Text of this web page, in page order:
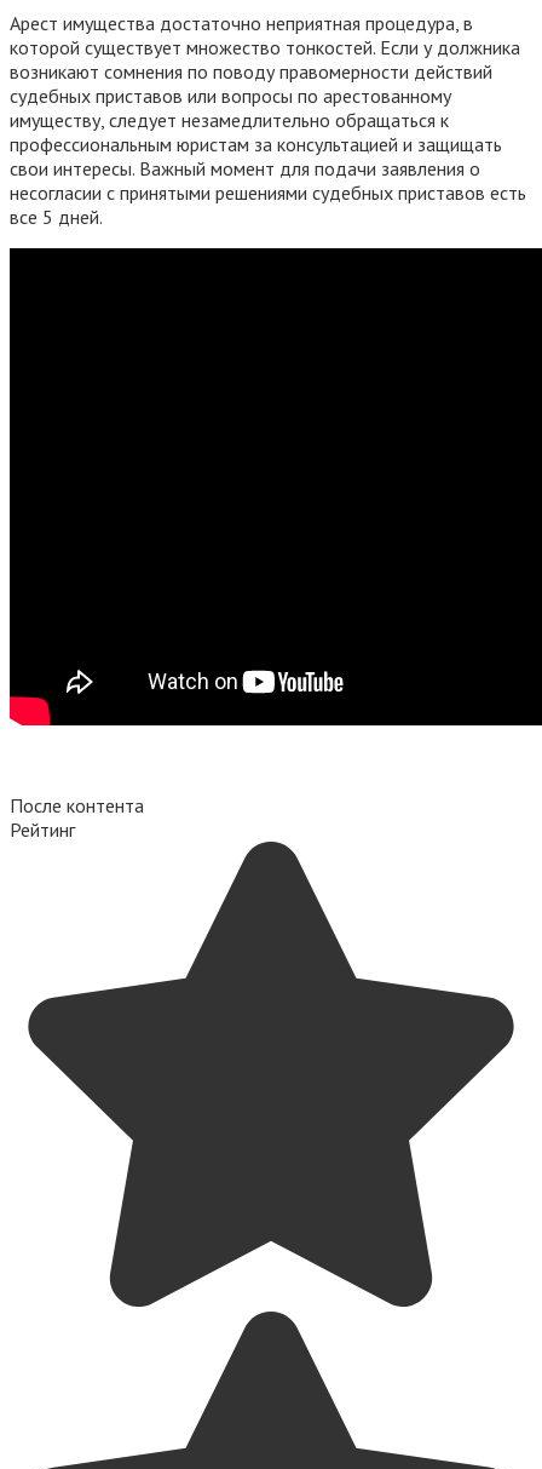
Арест имущества достаточно неприятная процедура, в
которой существует множество тонкостей. Если у должника
возникают сомнения по поводу правомерности действий
судебных приставов или вопросы по арестованному
имуществу, следует незамедлительно обращаться к
профессиональным юристам за консультацией и защищать
свои интересы. Важный момент для подачи заявления о
несогласии с принятыми решениями судебных приставов есть
все 5 дней.
После контента
Рейтинг